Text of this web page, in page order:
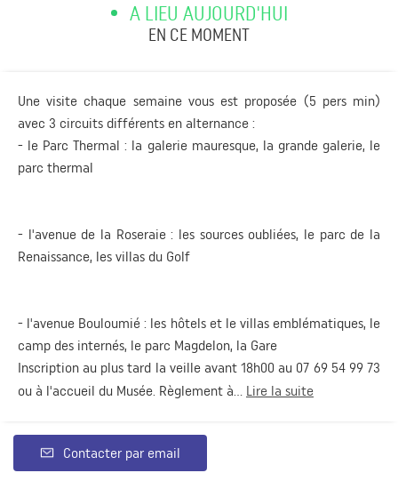
A LIEU AUJOURD'HUI
EN CE MOMENT
Une visite chaque semaine vous est proposée (5 pers min)
avec 3 circuits différents en alternance :
- le Parc Thermal : la galerie mauresque, la grande galerie, le
parc thermal
- l'avenue de la Roseraie : les sources oubliées, le parc de la
Renaissance, les villas du Golf
- l'avenue Bouloumié : les hôtels et le villas emblématiques, le
camp des internés, le parc Magdelon, la Gare
Inscription au plus tard la veille avant 18h00 au 07 69 54 99 73
ou à l'accueil du Musée. Règlement à... Lire la suite
Contacter par email